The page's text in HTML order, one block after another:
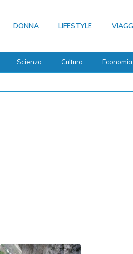
DONNA LIFESTYLE
Scienza Cultura Economia